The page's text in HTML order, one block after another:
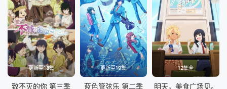
更新至18集
致不灭的你 第三季
更新至19集
蓝色管弦乐 第二季
12集全
明天，美食广场见。